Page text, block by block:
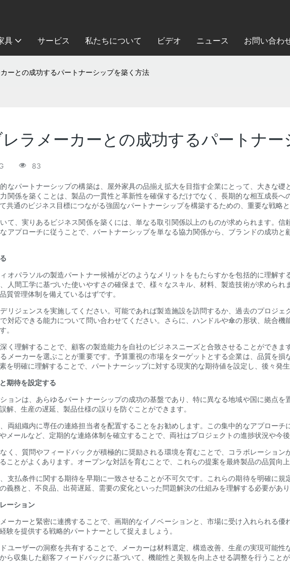
具 サービス 私たちについて ビデオ ニュース お問い合わ
ーとの成功するパートナーシップを築く方法
ラメーカーとの成功するパートナー
83
なパートナーシップの構築は、屋外家具の品揃え拡大を目指す企業にとって、大きな
関係を築くことは、製品の一貫性と革新性を確保するだけでなく、長期的な相互成長
共通のビジネス目標につながる強固なパートナーシップを構築するための、重要な戦略と
て、実りあるビジネス関係を築くには、単なる取引関係以上のものが求められます。
アプローチに従うことで、パートナーシップを単なる協力関係から、ブランドの成功
オパラソルの製造パートナー候補がどのようなメリットをもたらすかを包括的に理解
人間工学に基づいた使いやすさの確保まで、様々なスキル、材料、製造技術が求めら
質管理体制を備えているはずです。
リジェンスを実施してください。可能であれば製造施設を訪問するか、過去のプロジ
対応できる能力について問い合わせてください。さらに、ハンドルや傘の形状、統合
。
く理解することで、顧客の製造能力を自社のビジネスニーズと合致させることができ
メーカーを選ぶことが重要です。予算重視の市場をターゲットとする企業は、品質を
を明確に理解することで、パートナーシップに対する現実的な期待値を設定し、後々発
期待を設定する
ョンは、あらゆるパートナーシップの成功の基盤であり、特に異なる地域や国に拠点
解、生産の遅延、製品仕様の誤りを防ぐことができます。
両組織内に専任の連絡担当者を配置することをお勧めします。この集中的なアプロー
メールなど、定期的な連絡体制を確立することで、両社はプロジェクトの進捗状況や今
く、質問やフィードバックが積極的に奨励される環境を育むことで、コラボレーショ
ことがよくあります。オープンな対話を育むことで、これらの提案を最終製品の品質向上
支払条件に関する期待を早期に一致させることが不可欠です。これらの期待を明確に
義務と、不良品、出荷遅延、需要の変化といった問題解決の仕組みを理解する必要があり
ーション
ーカーと緊密に連携することで、画期的なイノベーションと、市場に受け入れられる
験を提供する戦略的パートナーとして捉えましょう。
ユーザーの洞察を共有することで、メーカーは材料選定、構造改善、生産の実現可能
ら収集した顧客フィードバックに基づいて、機能性と美観を向上させる調整を行うことが